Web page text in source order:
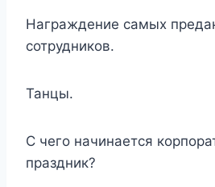
Награждение самых
сотрудников.
Танцы.
С чего начинается
праздник?